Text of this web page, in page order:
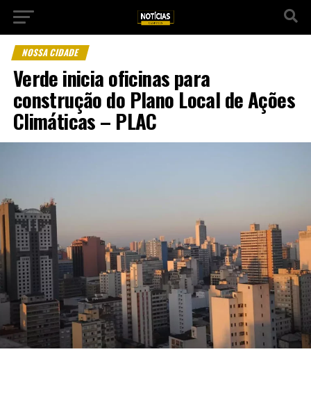
NOSSA CIDADE
Verde inicia oficinas para
construção do Plano Local de Ações
Climáticas – PLAC